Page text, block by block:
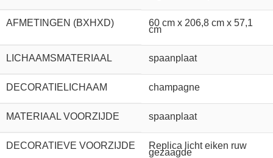
AFMETINGEN (BXHXD) 60 cm x 206,8 cm x 57,1
cm
LICHAAMSMATERIAAL spaanplaat
DECORATIELICHAAM champagne
MATERIAAL VOORZIJDE spaanplaat
DECORATIEVE VOORZIJDE Replica licht eiken ruw
gezaagde